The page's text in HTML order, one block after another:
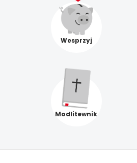
Wesprzyj
Modlitewnik